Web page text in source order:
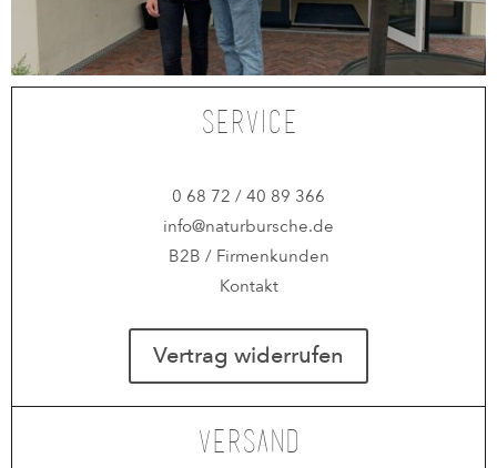
Service
0 68 72 / 40 89 366
info@naturbursche.de
B2B / Firmenkunden
Kontakt
Vertrag widerrufen
Versand